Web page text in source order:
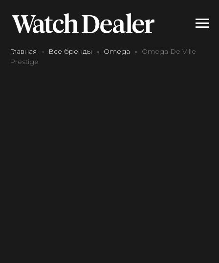
Главная Все бренды Omega
Omega De Ville
Prestige